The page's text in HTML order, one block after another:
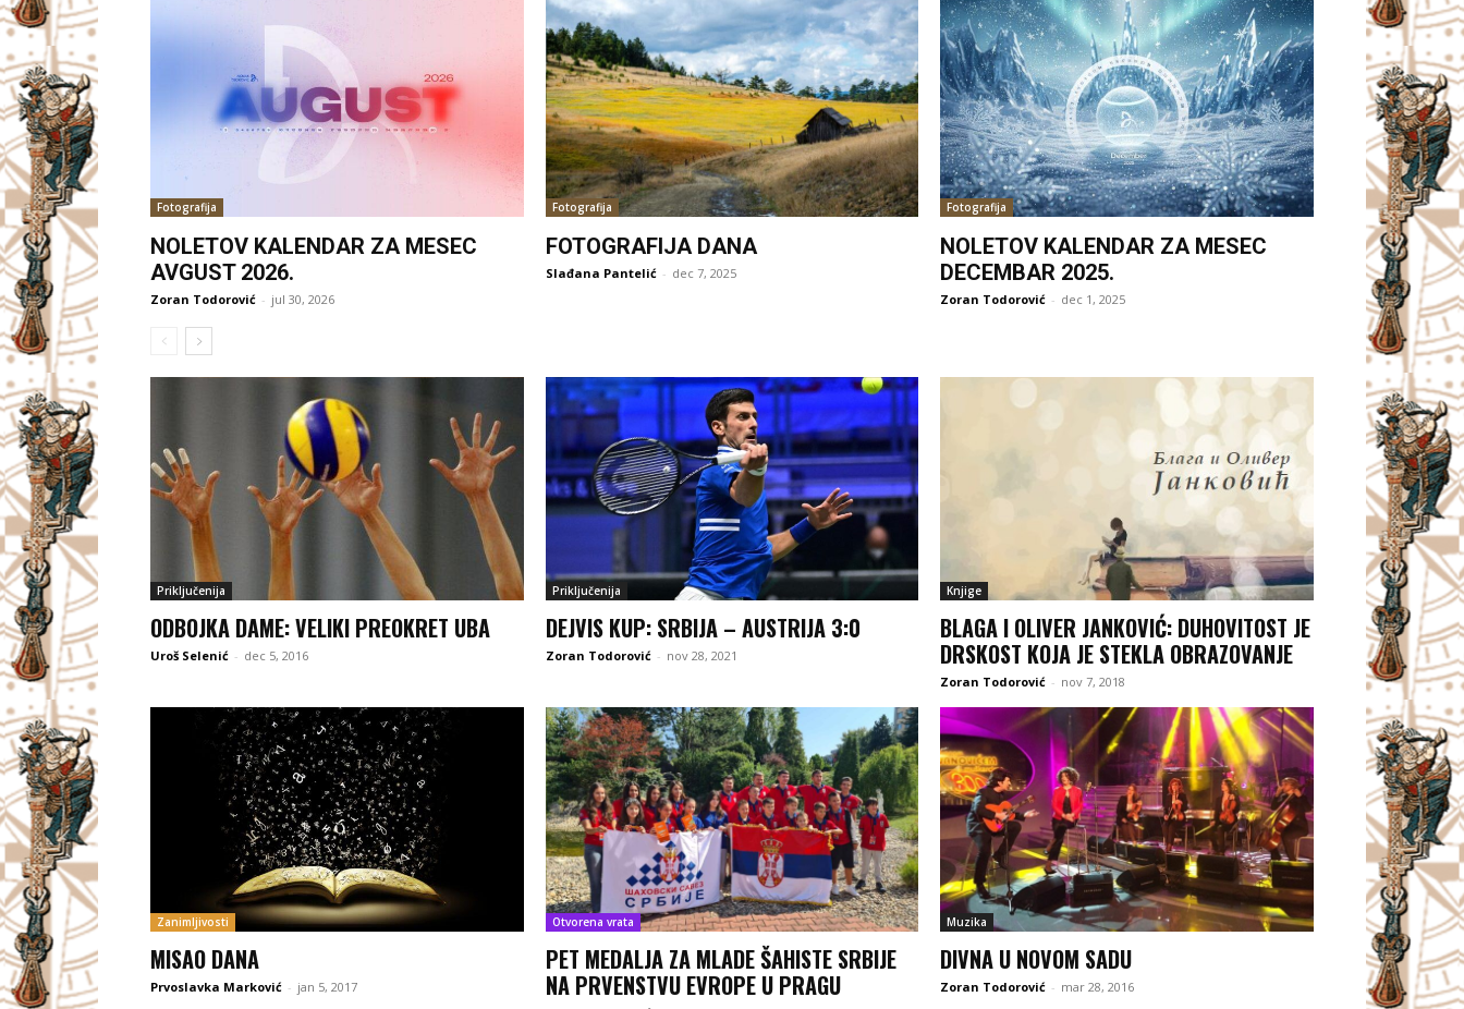
Fotografija
NOLETOV KALENDAR ZA MESEC
AVGUST 2026.
Zoran Todorović - jul 30, 2026
Fotografija
FOTOGRAFIJA DANA
Slađana Pantelić - dec 7, 2025
Fotografija
NOLETOV KALENDAR ZA MESEC
DECEMBAR 2025.
Zoran Todorović - dec 1, 2025
Priključenija
ODBOJKA DAME: VELIKI PREOKRET UBA
Uroš Selenić - dec 5, 2016
Priključenija
DEJVIS KUP: SRBIJA – AUSTRIJA 3:0
Zoran Todorović - nov 28, 2021
Knjige
BLAGA I OLIVER JANKOVIĆ: DUHOVITOST JE
DRSKOST KOJA JE STEKLA OBRAZOVANJE
Zoran Todorović - nov 7, 2018
Zanimljivosti
MISAO DANA
Prvoslavka Marković - jan 5, 2017
Otvorena vrata
PET MEDALJA ZA MLADE ŠAHISTE SRBIJE
NA PRVENSTVU EVROPE U PRAGU
Muzika
DIVNA U NOVOM SADU
Zoran Todorović - mar 28, 2016